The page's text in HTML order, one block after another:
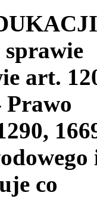
art.
Prawo
co